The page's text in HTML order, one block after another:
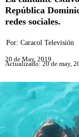
República
redes sociales.
Por: Caracol Televisión
20 de May, 2019
Actualizado: 20 de may,